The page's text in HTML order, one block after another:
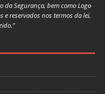
da Segurança, bem como Logo
e reservados nos termos da lei,